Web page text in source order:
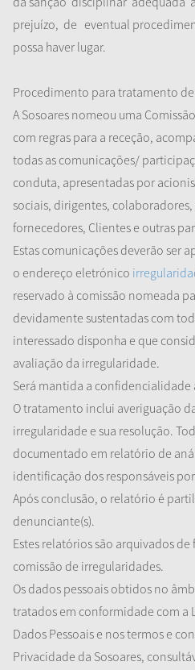
prejuízo, de eventual
possa haver lugar.
Procedimento para tratamento
A Sosoares nomeou uma
com regras para a receção,
todas as comunicações/
conduta, apresentadas por
sociais, dirigentes,
fornecedores, Clientes e outras
Estas comunicações deverão ser
o endereço eletrónico
reservado à comissão nomeada
devidamente sustentadas com
interessado disponha e que
avaliação da irregularidade.
Será mantida a confidencialidade
O tratamento inclui averiguação
irregularidade e sua resolução.
documentado em relatório de
identificação dos responsáveis
Após conclusão, o relatório é
denunciante(s).
Estes relatórios são arquivados
comissão de irregularidades.
Os dados pessoais obtidos no
tratados em conformidade com a
Dados Pessoais e nos termos e
Privacidade da Sosoares,